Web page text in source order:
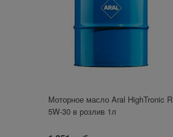
Моторное масло Aral HighTronic R
5W-30 в розлив 1л